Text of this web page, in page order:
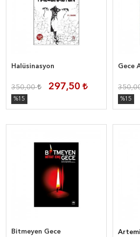
Halüsinasyon
350,00 297,50
%15
Gece
%15
Bitmeyen Gece